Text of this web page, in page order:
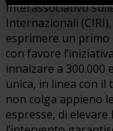
Interassociativo
Internazionali
esprimere un
con favore
innalzare a 300.000
unica, in linea con il
non colga appieno
espresse, di elevare